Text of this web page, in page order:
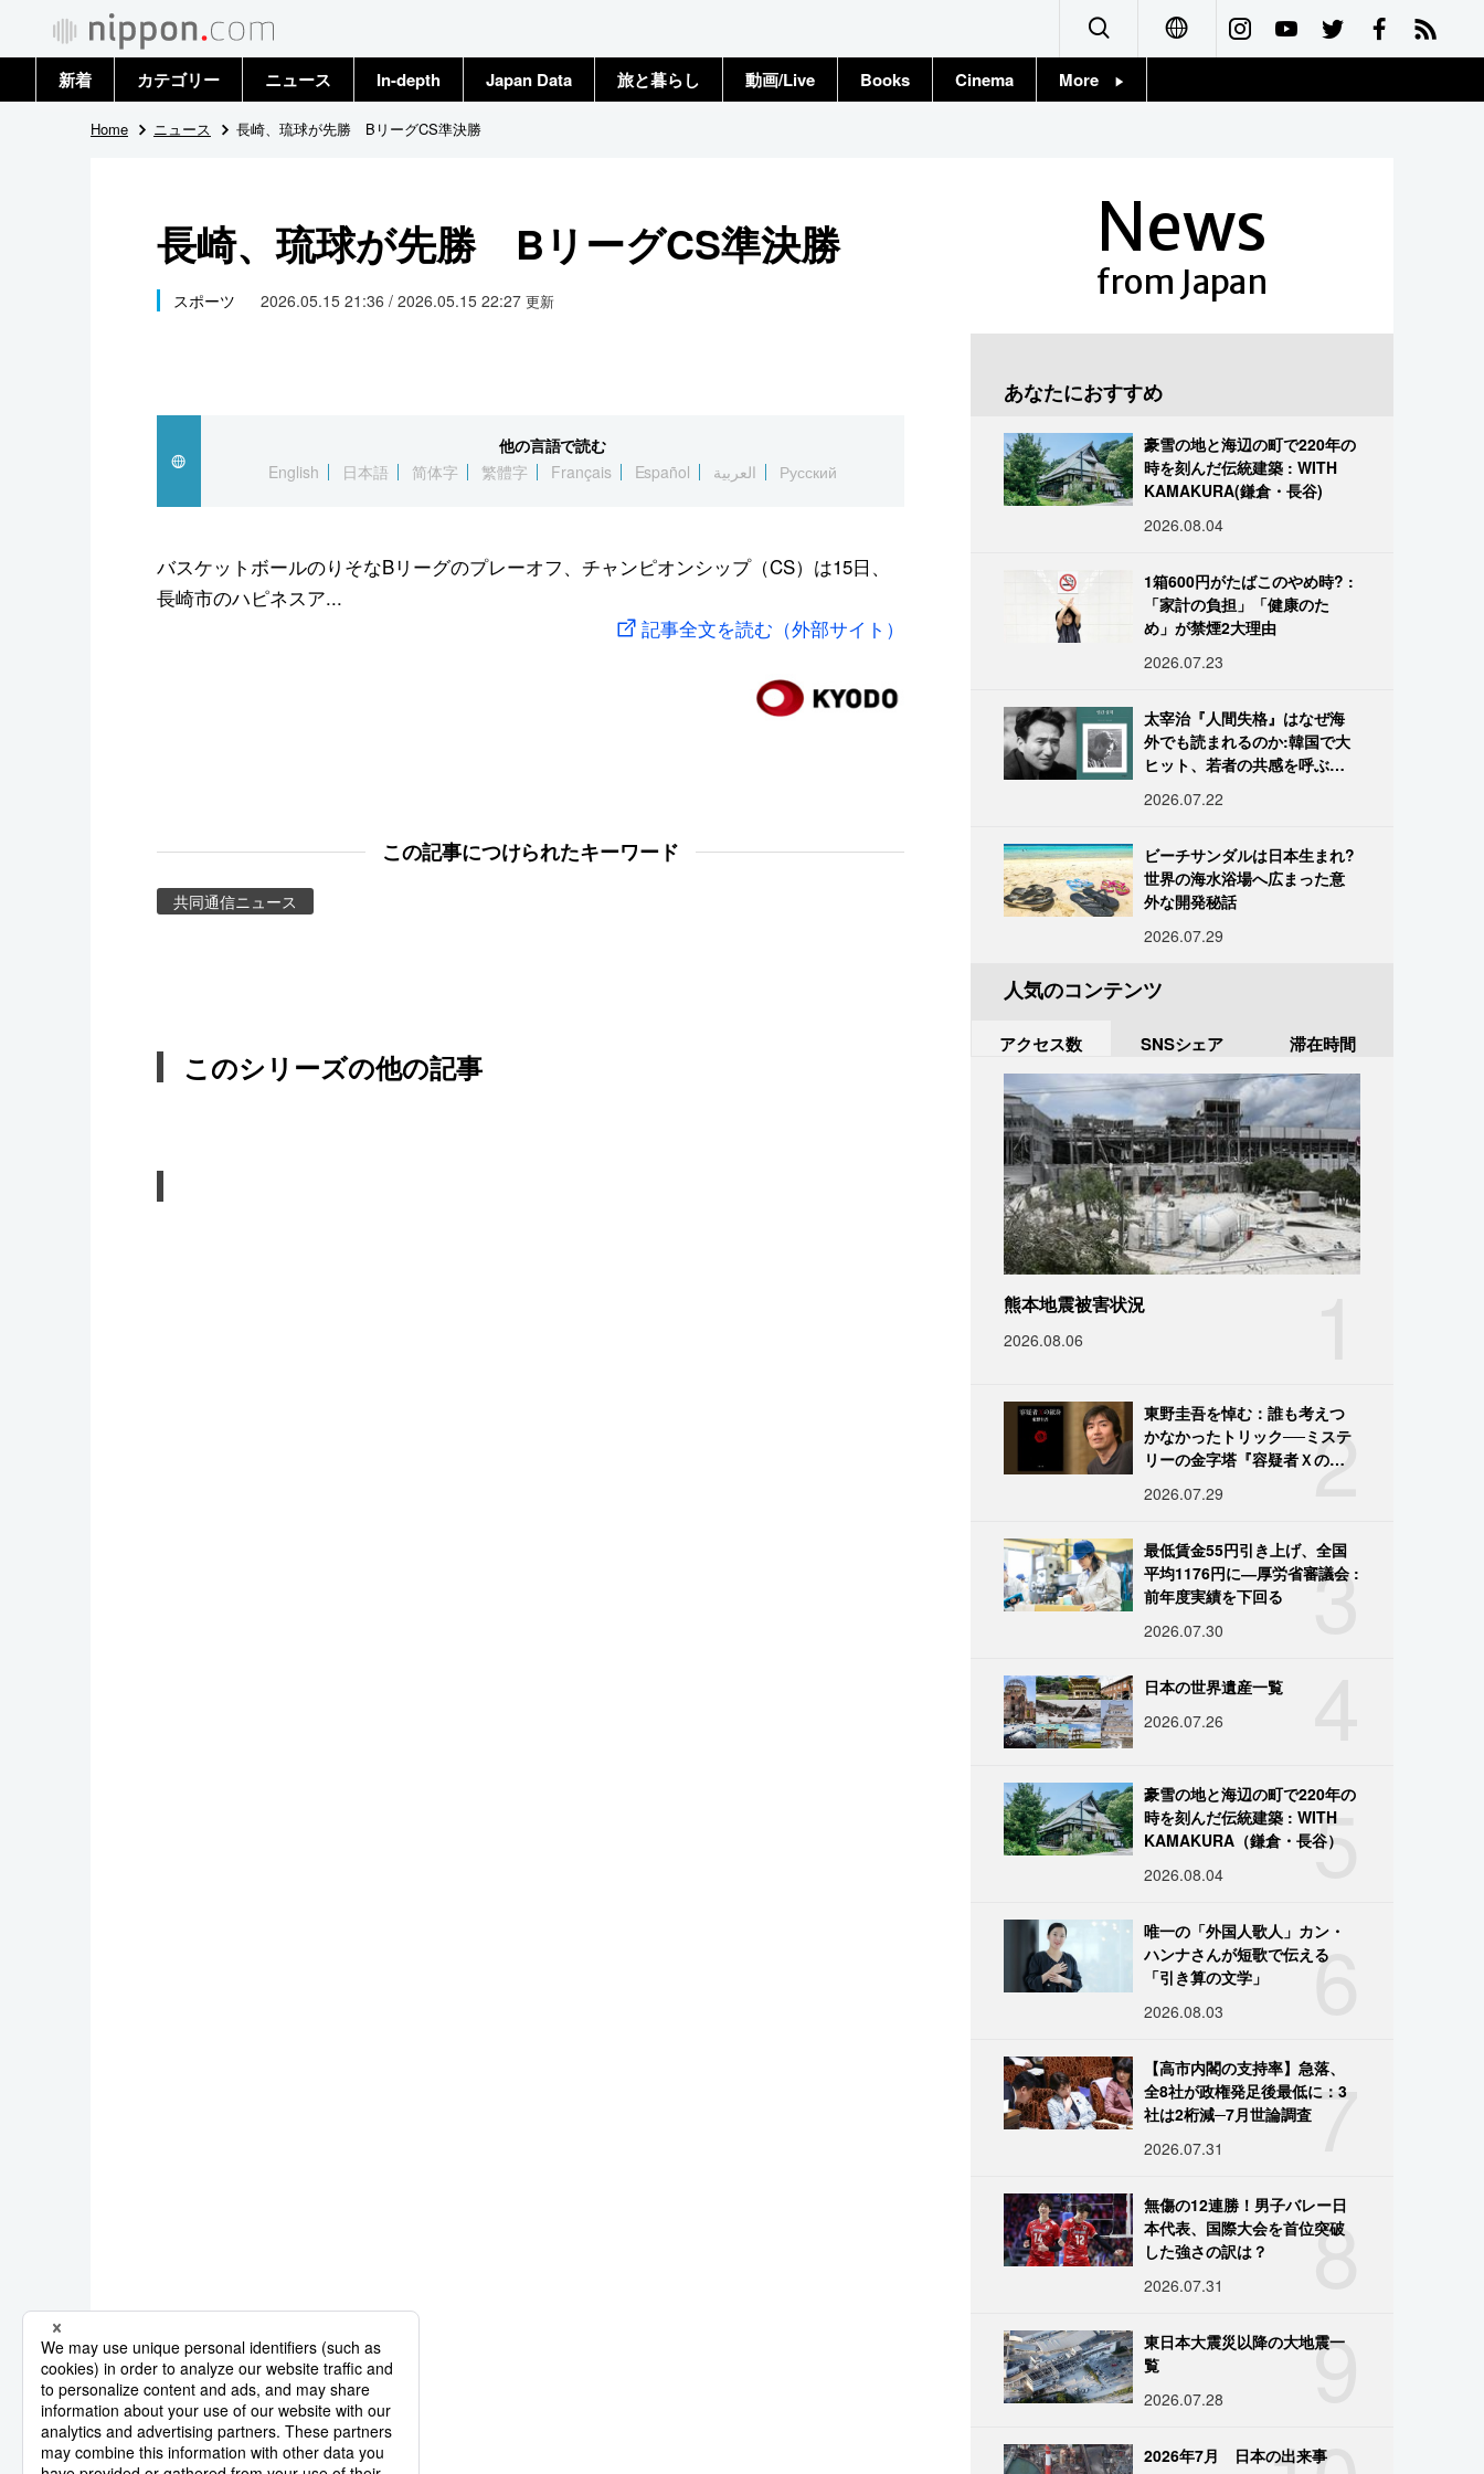
Français
新着 カテゴリー
政治・外交
国際
科学・技術
暮らし
ニュース
トップ
In-depth Japan Data 旅と暮らし 動画/Live Books Cinema More
Home ニュース 長崎、琉球が先勝 BリーグCS準決勝
長崎、琉球が先勝 BリーグCS準決勝
スポーツ 2026.05.15 21:36 / 2026.05.15 22:27 更新
他の言語で読む
English
日本語 简体字 繁體字 Français Español العربية Русский
バスケットボールのりそなBリーグのプレーオフ、チャンピオンシップ（CS）は15日、
長崎市のハピネスア...
記事全文を読む（外部サイト）
この記事につけられたキーワード
共同通信ニュース
このシリーズの他の記事
News
from Japan
あなたにおすすめ
豪雪の地と海辺の町で220年の
時を刻んだ伝統建築 : WITH
KAMAKURA(鎌倉・長谷)
2026.08.04
1箱600円がたばこのやめ時? :
「家計の負担」「健康のた
め」が禁煙2大理由
2026.07.23
太宰治『人間失格』はなぜ海
外でも読まれるのか:韓国で大
ヒット、若者の共感を呼ぶ
2026.07.22
ビーチサンダルは日本生まれ?
世界の海水浴場へ広まった意
外な開発秘話
2026.07.29
人気のコンテンツ
アクセス数 SNSシェア 滞在時間
熊本地震被害状況
2026.08.06
2
東野圭吾を悼む：誰も考えつ
かなかったトリック──ミステ
リーの金字塔『容疑者Ｘの献
2026.07.29
3
最低賃金55円引き上げ、全国
平均1176円に―厚労省審議会 :
前年度実績を下回る
2026.07.30
日本の世界遺産一覧
2026.07.26
5
豪雪の地と海辺の町で220年の
時を刻んだ伝統建築 : WITH
KAMAKURA（鎌倉・長谷）
2026.08.04
6
唯一の「外国人歌人」カン・
ハンナさんが短歌で伝える
「引き算の文学」
2026.08.03
7
【高市内閣の支持率】急落、
全8社が政権発足後最低に：3
社は2桁減─7月世論調査
2026.07.31
8
無傷の12連勝！男子バレー日
本代表、国際大会を首位突破
した強さの訳は？
2026.07.31
9
東日本大震災以降の大地震一
覧
2026.07.28
2026年7月 日本の出来事